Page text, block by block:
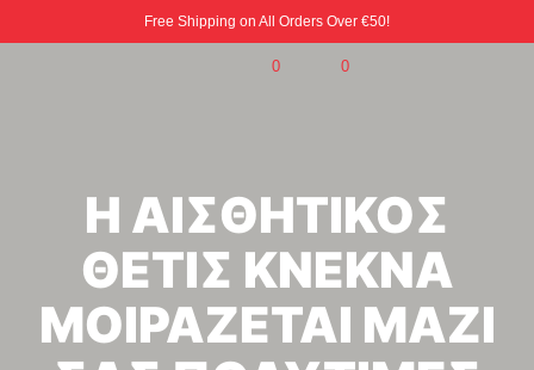
Free Shipping on All Orders Over €50!
0 0
Η ΑΙΣΘΗΤΙΚΟΣ
ΘΕΤΙΣ ΚΝΕΚΝΑ
ΜΟΙΡΑΖΕΤΑΙ ΜΑΖΙ